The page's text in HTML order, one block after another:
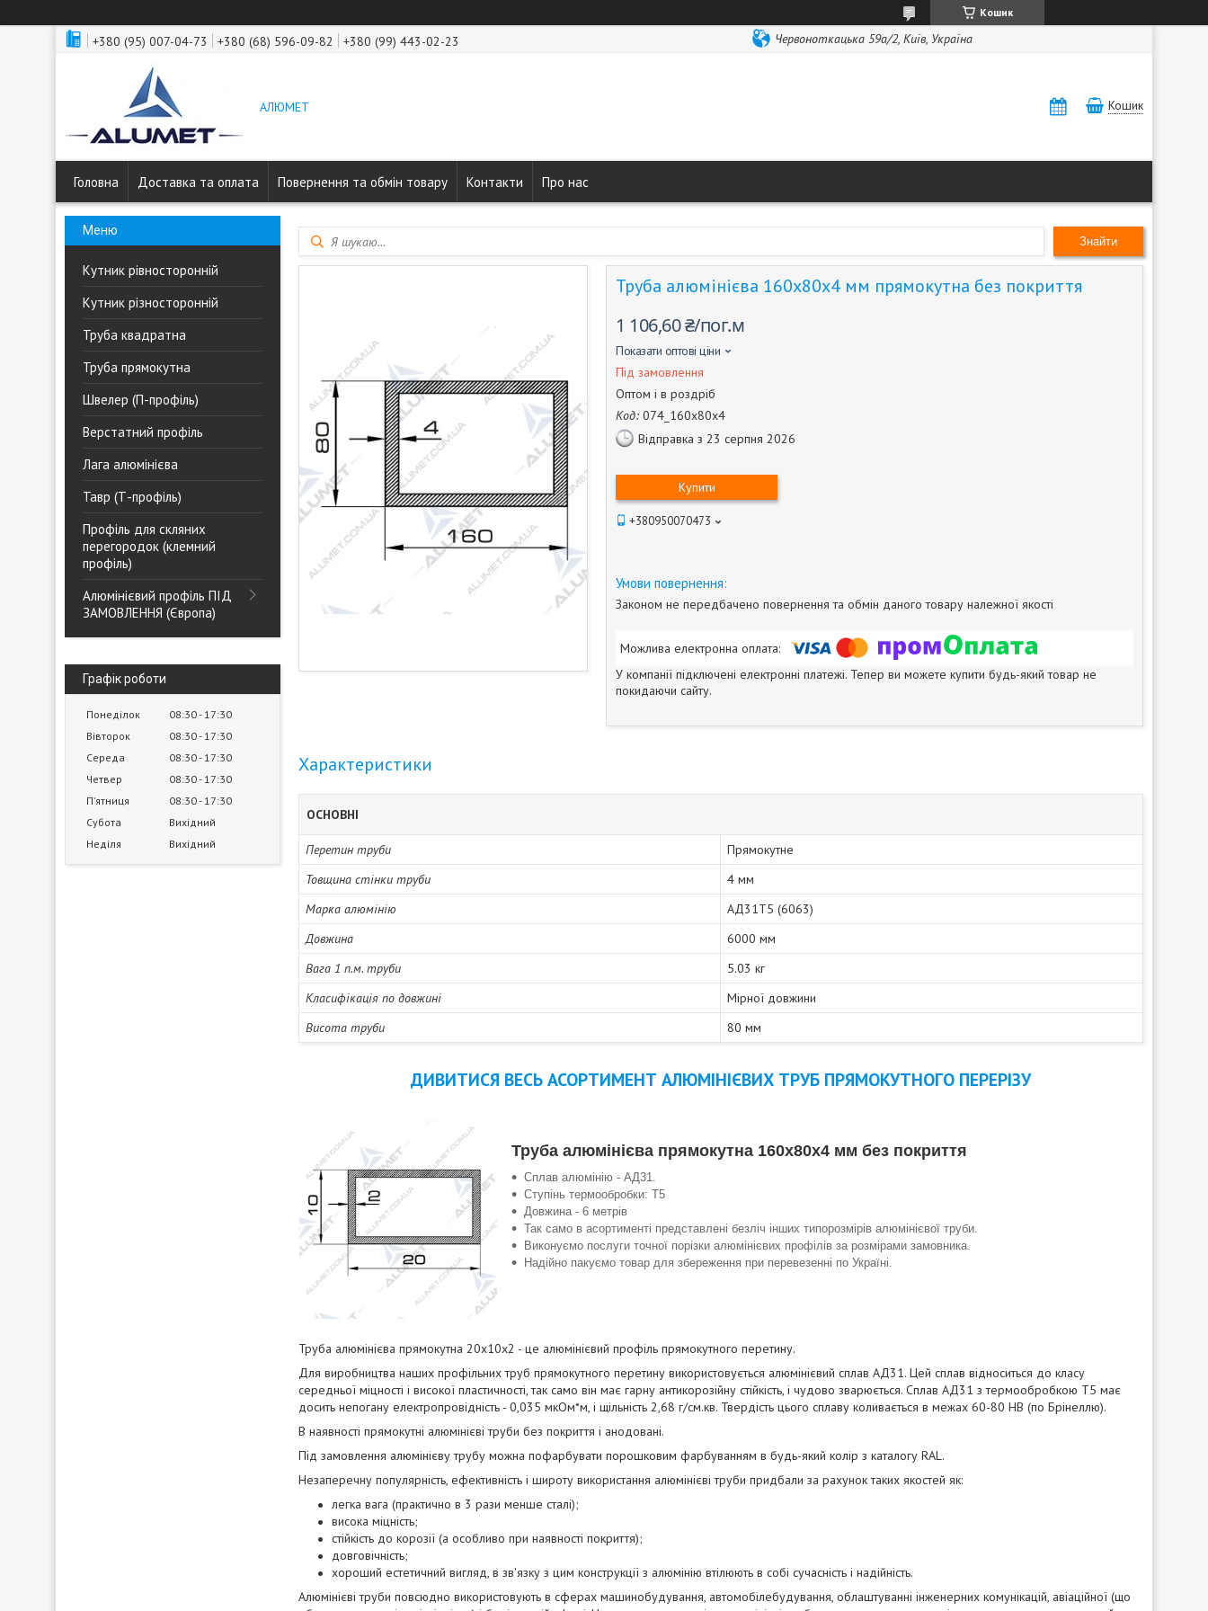
Кошик
+380 (95) 007-04-73 +380 (68) 596-09-82 +380 (99) 443-02-23 Червоноткацька 59а/2, Київ, Україна
АЛЮМЕТ Кошик
Головна Доставка та оплата Повернення та обмін товару Контакти Про нас
Кутник рівносторонній
Кутник різносторонній
Труба квадратна
Труба прямокутна
Швелер (П-профіль)
Верстатний профіль
Лага алюмінієва
Тавр (Т-профіль)
Профіль для скляних
перегородок (клемний
профіль)
Алюмінієвий профіль ПІД
ЗАМОВЛЕННЯ (Європа)
Графік роботи
Понеділок 08:30 17:30
Вівторок
08:30 17:30
Середа
08:30 17:30
Четвер
08:30 17:30
Пʼятниця
08:30 17:30
Субота
Вихідний
Неділя
Вихідний
Знайти
Труба алюмінієва 160х80х4 мм прямокутна без покриття
1 106,60 ₴/пог.м
Показати оптові ціни
Під замовлення
Оптом і в роздріб
Код: 074_160х80х4
Відправка з 23 серпня 2026
Купити
+380950070473
Законом не передбачено повернення та обмін даного товару належної якості
У компанії підключені електронні платежі. Тепер ви можете купити будь-який товар не
покидаючи сайту.
Характеристики
ОСНОВНІ
Перетин труби
Прямокутне
Товщина стінки труби
4 мм
Марка алюмінію
АД31Т5 (6063)
Довжина
6000 мм
Вага 1 п.м. труби
5.03 кг
Класифікація по довжині
Мірної довжини
Висота труби
80 мм
ДИВИТИСЯ ВЕСЬ АСОРТИМЕНТ АЛЮМІНІЄВИХ ТРУБ ПРЯМОКУТНОГО ПЕРЕРІЗУ
Труба алюмінієва прямокутна 160х80х4 мм без покриття
Сплав алюмінію - АД31.
Ступінь термообробки: Т5
Довжина - 6 метрів
Так само в асортименті представлені безліч інших типорозмірів алюмінієвої труби.
Виконуємо послуги точної порізки алюмінієвих профілів за розмірами замовника.
Надійно пакуємо товар для збереження при перевезенні по Україні.
Труба алюмінієва прямокутна 20х10х2 - це алюмінієвий профіль прямокутного перетину.
Для виробництва наших профільних труб прямокутного перетину використовується алюмінієвий сплав АД31. Цей сплав відноситься до класу
середньої міцності і високої пластичності, так само він має гарну антикорозійну стійкість, і чудово зварюється. Сплав АД31 з термообробкою Т5 має
досить непогану електропровідність - 0,035 мкОм*м, і щільність 2,68 г/см.кв. Твердість цього сплаву коливається в межах 60-80 НВ (по Брінеллю).
В наявності прямокутні алюмінієві труби без покриття і анодовані.
Під замовлення алюмінієву трубу можна пофарбувати порошковим фарбуванням в будь-який колір з каталогу RAL.
Незаперечну популярність, ефективність і широту використання алюмінієві труби придбали за рахунок таких якостей як:
легка вага (практично в 3 рази менше сталі);
висока міцність;
стійкість до корозії (а особливо при наявності покриття);
довговічність;
хороший естетичний вигляд, в зв'язку з цим конструкції з алюмінію втілюють в собі сучасність і надійність.
Алюмінієві труби повсюдно використовують в сферах машинобудування, автомобілебудування, облаштуванні інженерних комунікацій, авіаційної (що